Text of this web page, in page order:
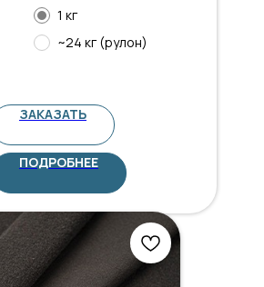
1 кг
~24 кг (рулон)
ЗАКАЗАТЬ
ПОДРОБНЕЕ